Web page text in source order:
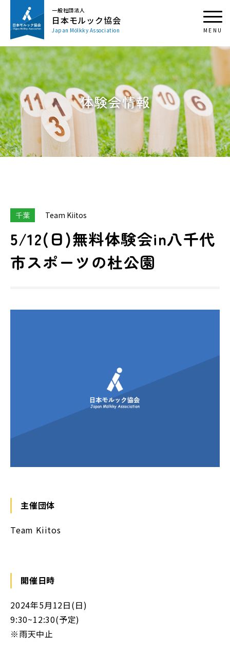
一般社団法人
日本モルック協会
Japan Mölkky Association
体験会情報
千葉 Team Kiitos
5/12(日)無料体験会in八千代
市スポーツの杜公園
主催団体
Team Kiitos
開催日時
2024年5月12日(日)
9:30~12:30(予定)
※雨天中止